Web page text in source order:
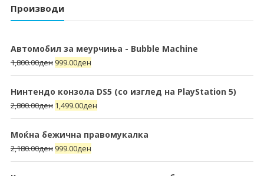
Производи
Автомобил за меурчиња - Bubble Machine
1,800.00ден 999.00ден
Нинтендо конзола DS5 (со изглед на PlayStation 5)
2,800.00ден 1,499.00ден
Моќна бежична правомукалка
2,180.00ден 999.00ден